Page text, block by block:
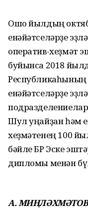
Ошо йылдың
енәйәтселәрҙе
оператив-хеҙмәт
буйынса 2018
Республикаһының
енәйәтселәрҙе
Шул уңайҙан һәм
хеҙмәтенең 100
бәйле БР Эске
дипломы менән
А.